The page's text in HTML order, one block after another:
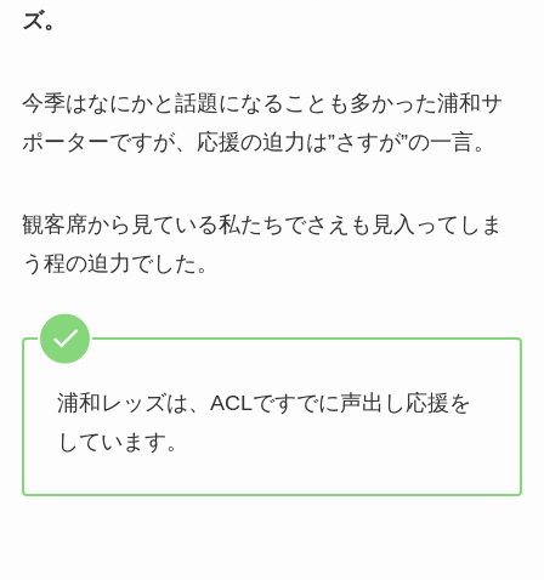
ズ。
今季はなにかと話題になることも多かった浦和サ
ポーターですが、応援の迫力は”さすが”の一言。
観客席から見ている私たちでさえも見入ってしま
う程の迫力でした。
浦和レッズは、ACLですでに声出し応援を
しています。